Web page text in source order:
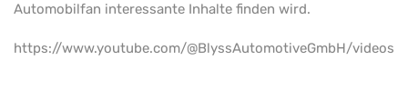
Automobilfan interessante Inhalte finden wird.
https://www.youtube.com/@BlyssAutomotiveGmbH/videos